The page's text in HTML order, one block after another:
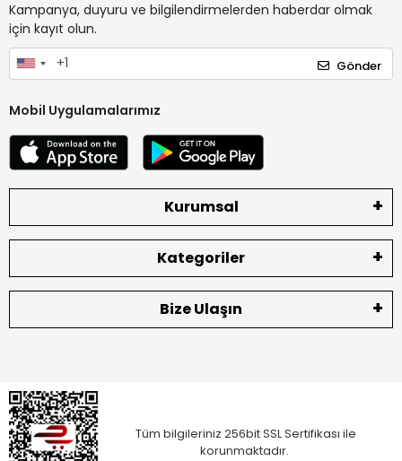
Kampanya, duyuru ve bilgilendirmelerden haberdar olmak
için kayıt olun.
Gönder
Mobil Uygulamalarımız
Kurumsal
Kategoriler
Bize Ulaşın
Tüm bilgileriniz 256bit SSL Sertifikası ile
korunmaktadır.